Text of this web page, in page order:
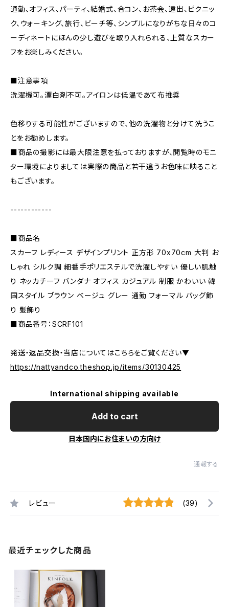
通勤、オフィス、パーティ、結婚式、合コン、お茶会、遠出、ピクニッ
ク、ウォーキング、旅行、ビーチ等、シンプルになりがちな日々のコ
ーディネートにほんの少し遊びを取り入れられる、上質なスカー
フをお楽しみください。
■注意事項
洗濯機可。漂白剤不可。アイロンは低温であて布推奨
色移りする可能性がございますので、他の洗濯物と分けて洗うこ
とをお勧めします。
■商品の撮影には最大限注意を払っておりますが、閲覧時のモニ
ター環境によりましては実際の商品と若干違うお色味に映ること
もございます。
------------
■商品名
スカーフ レディース デザインプリント 正方形 70x70cm 大判 お
しゃれ シルク調 細番手ポリエステルで洗濯しやすい 優しい肌触
り ネッカチーフ バンダナ オフィス カジュアル 制服 かわいい 韓
国スタイル ブラウン ベージュ グレー 通勤 フォーマル バッグ飾
り 髪飾り
■商品番号：SCRF101
発送・返品交換・当店についてはこちらをご覧ください▼
https://nattyandco.theshop.jp/items/30130425
International shipping available
Add to cart
日本国内にお住まいの方向け
通報する
レビュー (39)
最近チェックした商品